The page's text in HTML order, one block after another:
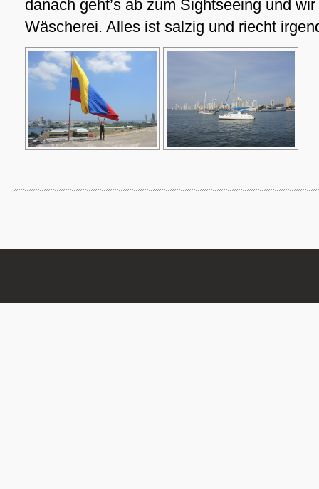
danach geht’s ab zum Sightseeing und
Wäscherei. Alles ist salzig und riecht